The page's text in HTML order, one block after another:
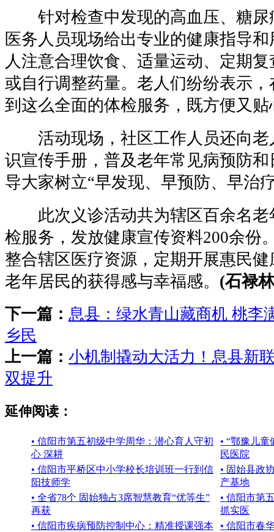
针对检查中发现的高血压、糖尿
医务人员现场给出专业的健康指导
人注意合理饮食、适量运动、定期
或自行调整药量。老人们纷纷表示
到这么全面的体检服务，既方便又贴
活动现场，社区工作人员还向老
识宣传手册，普及老年常见病预防
导大家树立“早发现、早预防、早治
此次义诊活动共为辖区百余名老
检服务，发放健康宣传资料200余份
整合辖区医疗资源，定期开展惠民
老年居民的获得感与幸福感。 (石禄
下一篇： 息县：绿水青山藏商机 桃李
乡民
上一篇： 小机制撬动大活力！息县新
双提升
延伸阅读：
• 信阳市第五初级中学周华：潜心育人守初
心 深耕
• “鄂豫儿
民医院
• 信阳市平桥区中小学校长培训班一行到信
阳技师学
• 固始县政
产基地
• 全省78个 固始独占3席智慧教育“优等生”
再获
• 信阳市第
抓实医
• 信阳市疾病预防控制中心：精准授课强本
• 信阳市春